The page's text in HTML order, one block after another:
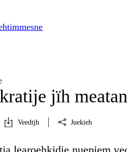
jïh
Veedtjh Juekieh